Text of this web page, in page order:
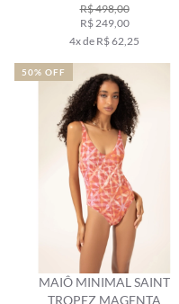
R$ 498,00
R$ 249,00
4x de R$ 62,25
MAIÔ MINIMAL SAINT
TROPEZ MAGENTA
50% OFF